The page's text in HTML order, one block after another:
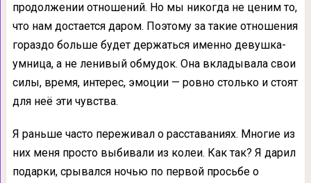
продолжении отношений. Но мы никогда не ценим то,
что нам достается даром. Поэтому за такие отношения
гораздо больше будет держаться именно девушка-
умница, а не ленивый обмудок. Она вкладывала свои
силы, время, интерес, эмоции — ровно столько и стоят
для неё эти чувства.
Я раньше часто переживал о расставаниях. Многие из
них меня просто выбивали из колеи. Как так? Я дарил
подарки, срывался ночью по первой просьбе о